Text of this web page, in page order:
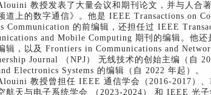
教授发表了大量会议和期刊论文，并与人合
道上的数字通信》。他是 IEEE Transactions on
Communication 的前编辑，还担任过 IEEE
and Mobile Computing 期刊的编辑。他
辑，以及 Frontiers in Communications and
Journal （NPJ） 无线技术的创始主编（自
Electronics Systems 的编辑（自 2022 年起）。
教授曾担任 IEEE 通信学会（2016-2017）
航天与电子系统学会 （2023-2024） 和 IEEE 光